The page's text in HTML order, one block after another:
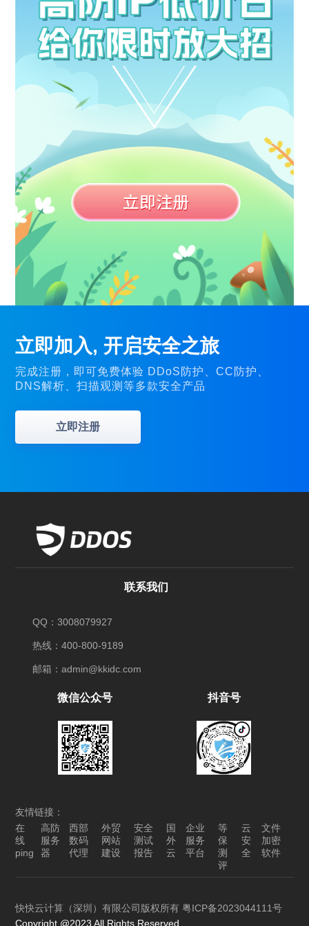
立即加入, 开启安全之旅
完成注册，即可免费体验 DDoS防护、CC防护、
DNS解析、扫描观测等多款安全产品
立即注册
联系我们
QQ：3008079927
热线：400-800-9189
邮箱：admin@kkidc.com
微信公众号 抖音号
友情链接：
在
线
ping
高防
服务
器
西部
数码
代理
外贸
网站
建设
安全
测试
报告
国
外
云
企业
服务
平台
等
保
测
评
云
安
全
文件
加密
软件
快快云计算（深圳）有限公司版权所有粤ICP备2023044111号
Copyright @2023 All Rights Reserved